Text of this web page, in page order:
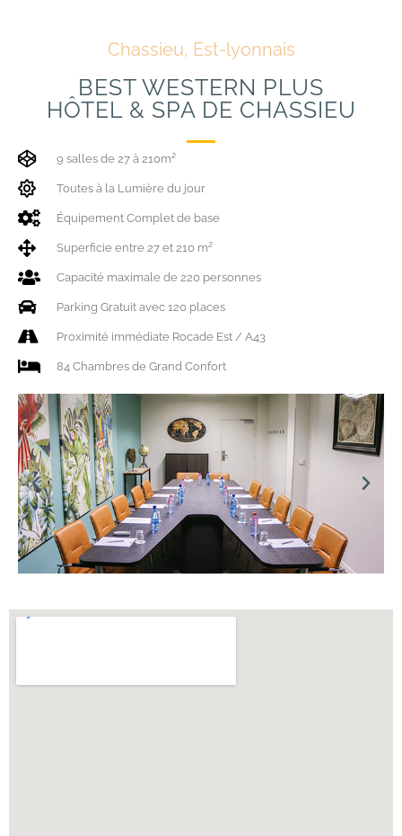
Chassieu, Est-lyonnais
BEST WESTERN PLUS
HÔTEL & SPA DE CHASSIEU
9 salles de 27 à 210m²
Toutes à la Lumière du jour
Équipement Complet de base
Superficie entre 27 et 210 m²
Capacité maximale de 220 personnes
Parking Gratuit avec 120 places
Proximité immédiate Rocade Est / A43
84 Chambres de Grand Confort